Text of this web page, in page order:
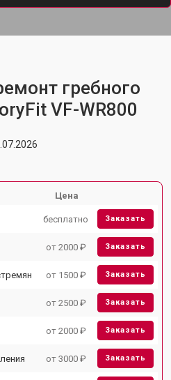
гребного
VF-WR800
Цена
бесплатно Заказать
от 2000 ₽ Заказать
от 1500 ₽ Заказать
от 2500 ₽ Заказать
от 2000 ₽ Заказать
от 3000 ₽ Заказать